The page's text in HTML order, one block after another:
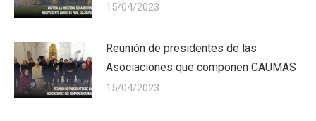
15/04/2023
Reunión de presidentes de las
Asociaciones que componen CAUMAS
15/04/2023